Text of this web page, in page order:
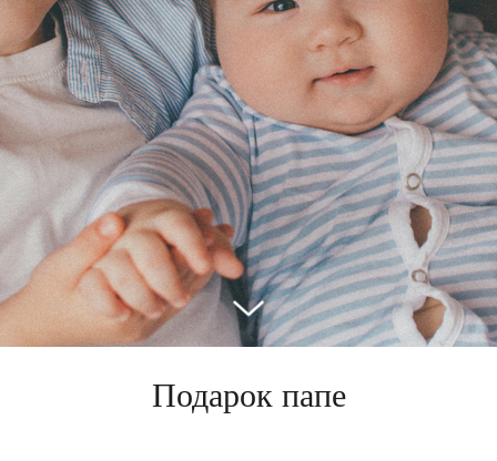
Подарок папе